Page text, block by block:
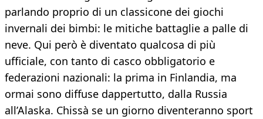
parlando proprio di un classicone dei giochi
invernali dei bimbi: le mitiche battaglie a palle di
neve. Qui però è diventato qualcosa di più
ufficiale, con tanto di casco obbligatorio e
federazioni nazionali: la prima in Finlandia, ma
ormai sono diffuse dappertutto, dalla Russia
all’Alaska. Chissà se un giorno diventeranno sport